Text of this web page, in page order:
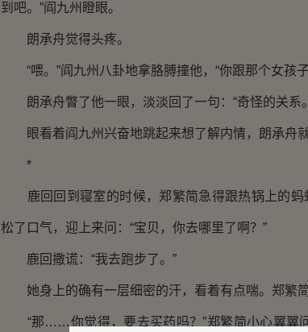
到吧。”阎九州瞪眼。
朗承舟觉得头疼。
“喂。”阎九州八卦地拿胳膊撞他，“你跟那个女孩
朗承舟瞥了他一眼，淡淡回了一句：“奇怪的关系
眼看着阎九州兴奋地跳起来想了解内情，朗承舟就
*
鹿回回到寝室的时候，郑繁简急得跟热锅上的蚂
松了口气，迎上来问：“宝贝，你去哪里了啊？”
鹿回撒谎：“我去跑步了。”
她身上的确有一层细密的汗，看着有点喘。郑繁简
“那……你觉得，要去买药吗？”郑繁简小心翼翼问